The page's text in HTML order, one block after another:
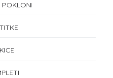
POKLONI